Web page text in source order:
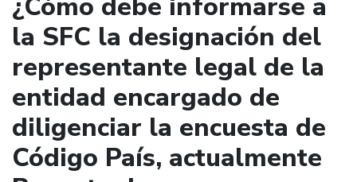
¿Cómo debe informarse a
la SFC la designación del
representante legal de la
entidad encargado de
diligenciar la encuesta de
Código País, actualmente